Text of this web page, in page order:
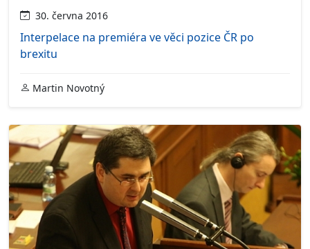
30. června 2016
Interpelace na premiéra ve věci pozice ČR po
brexitu
Martin Novotný